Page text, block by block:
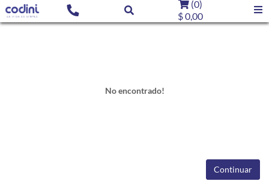
(0)
$ 0,00
No encontrado!
Continuar